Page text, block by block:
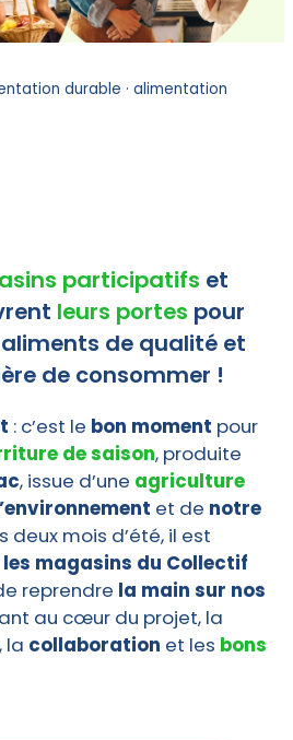
durable · alimentation
participatifs et
leurs portes pour
de qualité et
de consommer !
: c’est le bon moment pour
de saison, produite
, issue d’une agriculture
et de notre
deux mois d’été, il est
magasins du Collectif
reprendre la main sur nos
au cœur du projet, la
, la collaboration et les bons